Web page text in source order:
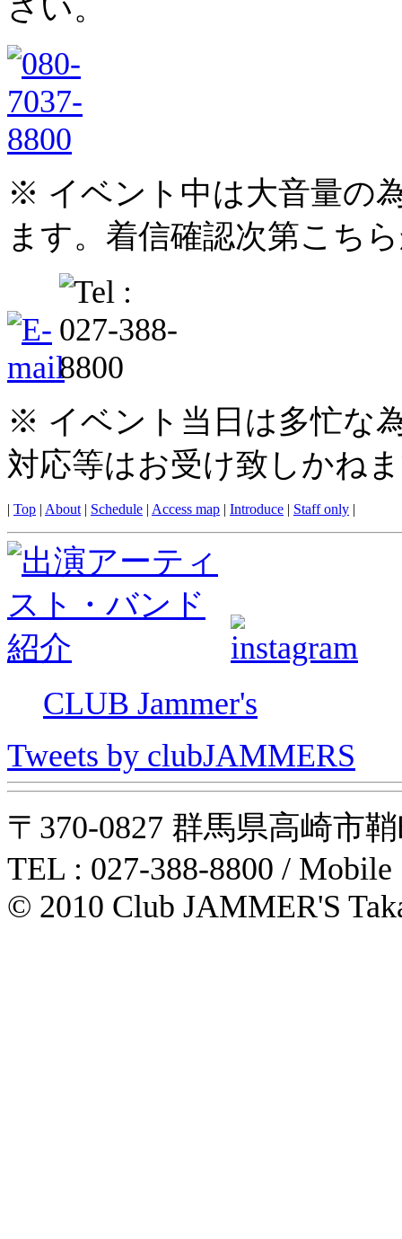
さい。
※ イベント中は大音量の
ます。着信確認次第こち
※ イベント当日は多忙な
対応等はお受け致しかね
| Top | About | Schedule | Access map | Introduce | Staff only |
CLUB Jammer's
Tweets by clubJAMMERS
〒370-0827 群馬県高崎市
TEL : 027-388-8800 / Mobile
© 2010 Club JAMMER'S